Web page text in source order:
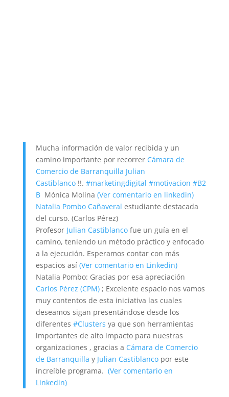
Mucha información de valor recibida y un
camino importante por recorrer Cámara de
Comercio de Barranquilla Julian
Castiblanco!!. #marketingdigital #motivacion #B2
BMónica Molina (Ver comentario en linkedin)
Natalia Pombo Cañaveral estudiante destacada
del curso. (Carlos Pérez)
Profesor Julian Castiblancofue un guía en el
camino, teniendo un método práctico y enfocado
a la ejecución. Esperamos contar con más
espacios así (Ver comentario en Linkedin)
Natalia Pombo: Gracias por esa apreciación
Carlos Pérez (CPM); Excelente espacio nos vamos
muy contentos de esta iniciativa las cuales
deseamos sigan presentándose desde los
diferentes #Clusters ya que son herramientas
importantes de alto impacto para nuestras
organizaciones , gracias a Cámara de Comercio
de Barranquilla y Julian Castiblancopor este
increíble programa. (Ver comentario en
Linkedin)